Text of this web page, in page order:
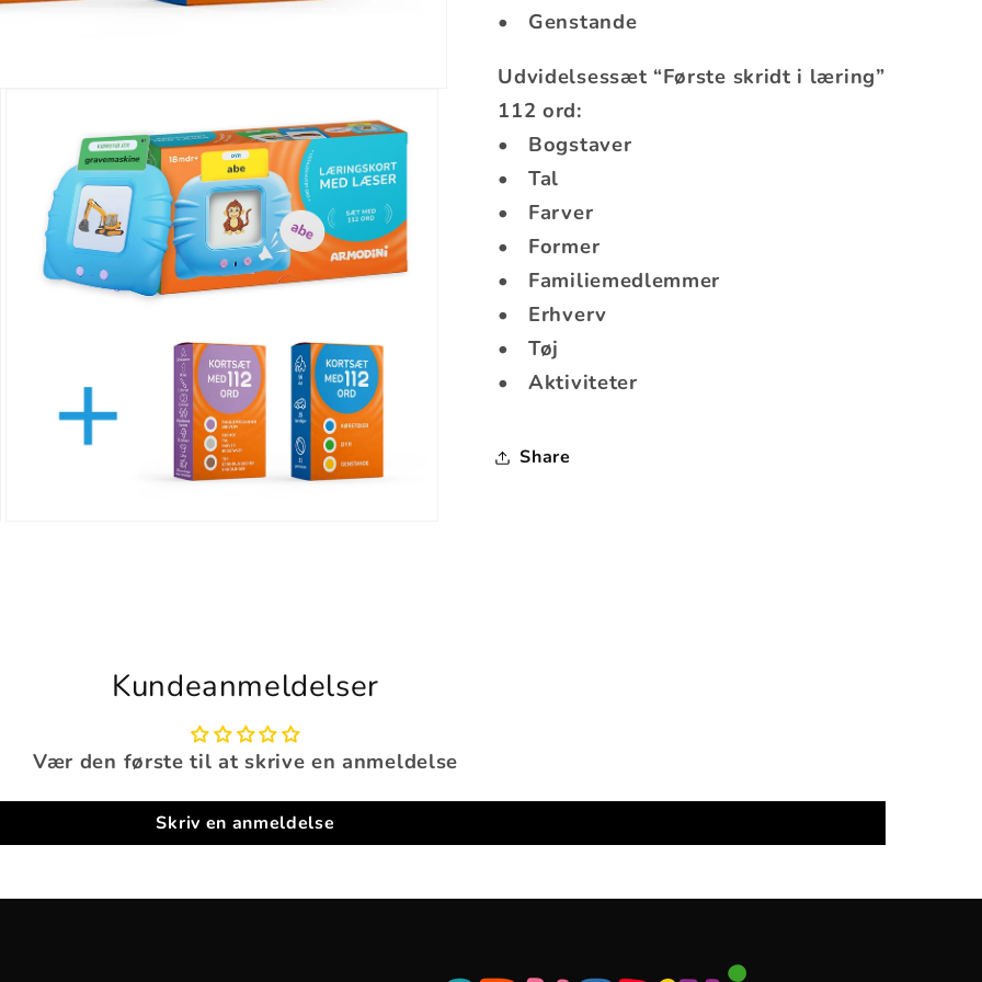
• Genstande
Udvidelsessæt “Første skridt i læring”
112 ord:
• Bogstaver
•Tal
• Farver
• Former
• Familiemedlemmer
• Erhverv
•Tøj
•Aktiviteter
Share
Kundeanmeldelser
Vær den første til at skrive en anmeldelse
Skriv en anmeldelse